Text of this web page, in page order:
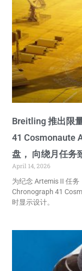
Breitling 推出限
41 Cosmonaute
盘， 向绕月任务
April 14, 2026
为纪念 Artemis II 任
Chronograph 41
时显示设计。